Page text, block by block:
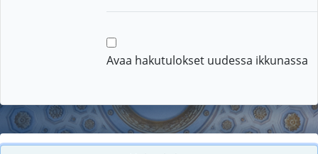
Avaa hakutulokset uudessa ikkunassa